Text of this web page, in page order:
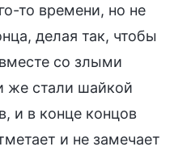
то времени, но не
делая так, чтобы
со злыми
же стали шайкой
и в конце концов
и не замечает